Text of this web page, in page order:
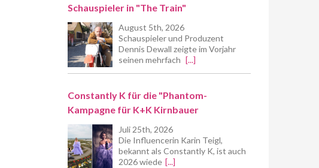
Schauspieler in "The Train"
August 5th, 2026
Schauspieler und Produzent
Dennis Dewall zeigte im Vorjahr
seinen mehrfach [...]
Constantly K für die "Phantom-
Kampagne für K+K Kirnbauer
Juli 25th, 2026
Die Influencerin Karin Teigl,
bekannt als Constantly K, ist auch
2026 wiede [...]